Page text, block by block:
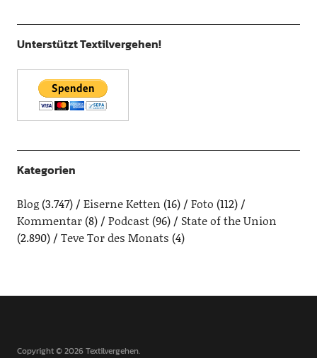
Unterstützt Textilvergehen!
Kategorien
Blog(3.747) Eiserne Ketten (16) Foto (112)
Kommentar(8) Podcast(96)
State of the Union
(2.890)
Teve Tor des Monats (4)
Copyright © 2026 Textilvergehen